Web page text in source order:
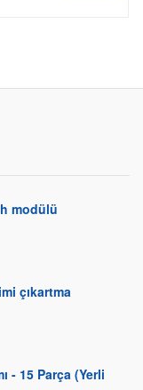
modülü
çıkartma
- 15 Parça (Yerli